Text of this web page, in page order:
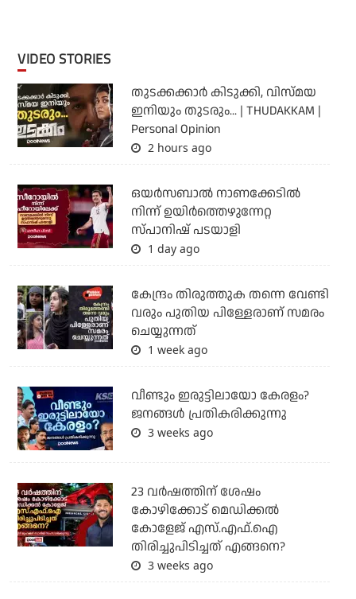
VIDEO STORIES
തുടക്കക്കാര്‍ കിടുക്കി, വിസ്മയ
ഇനിയും തുടരും... | THUDAKKAM |
Personal Opinion
2 hours ago
ഒയര്‍സബാൽ നാണക്കേടിൽ
നിന്ന് ഉയിർത്തെഴുന്നേറ്റ
സ്പാനിഷ് പടയാളി
1 day ago
കേന്ദ്രം തിരുത്തുക തന്നെ വേണ്ടി
വരും പുതിയ പിള്ളേരാണ് സമരം
ചെയ്യുന്നത്
1 week ago
വീണ്ടും ഇരുട്ടിലായോ കേരളം?
ജനങ്ങൾ പ്രതികരിക്കുന്നു
3 weeks ago
23 വർഷത്തിന് ശേഷം
കോഴിക്കോട് മെഡിക്കൽ
കോളേജ് എസ്.എഫ്.ഐ
തിരിച്ചുപിടിച്ചത് എങ്ങനെ?
3 weeks ago